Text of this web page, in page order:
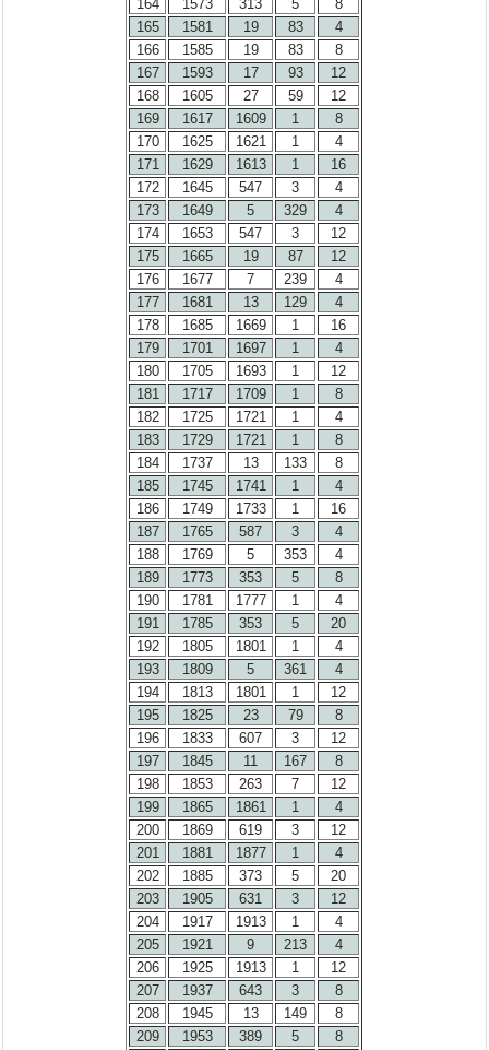
164 1573 313 5
8
165
1581 19 83
4
166
1585 19 83
8
167
1593 17 93
12
168
1605 27 59
12
169
1617 1609 1
8
170
1625 1621 1
4
171
1629 1613 1
16
172
1645 547 3
4
173
1649 5 329
4
174
1653 547 3
12
175
1665 19 87
12
176
1677 7 239
4
177
1681 13 129
4
178
1685 1669 1
16
179
1701 1697 1
4
180
1705 1693 1
12
181
1717 1709 1
8
182
1725 1721 1
4
183
1729 1721 1
8
184
1737 13 133
8
185
1745 1741 1
4
186
1749 1733 1
16
187
1765 587 3
4
188
1769 5 353
4
189
1773 353 5
8
190
1781 1777 1
4
191
1785 353 5
20
192
1805 1801 1
4
193
1809 5 361
4
194
1813 1801 1
12
195
1825 23 79
8
196
1833 607 3
12
197
1845 11 167
8
198
1853 263 7
12
199
1865 1861 1
4
200
1869 619 3
12
201
1881 1877 1
4
202
1885 373 5
20
203
1905 631 3
12
204
1917 1913 1
4
205
1921 9 213
4
206
1925 1913 1
12
207
1937 643 3
8
208
1945 13 149
8
209
1953 389 5
8